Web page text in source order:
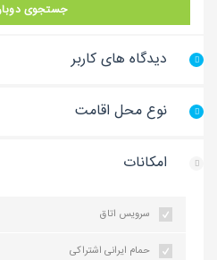
جستجوی
دیدگاه های کاربر
نوع محل اقامت
امکانات
سرویس اتاق
حمام ایرانی اشتراکی